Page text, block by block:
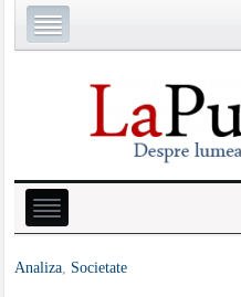
Analiza Societate